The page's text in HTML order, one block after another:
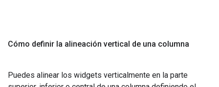
Cómo definir la alineación vertical de una columna
Puedes alinear los widgets verticalmente en la parte